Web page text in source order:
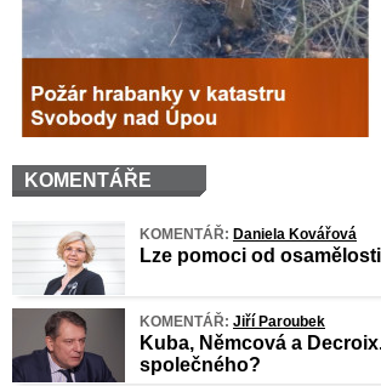
KOMENTÁŘE
KOMENTÁŘ: Daniela Kovářová
Lze pomoci od
KOMENTÁŘ: Jiří Paroubek
Kuba, Němcová a
společného?